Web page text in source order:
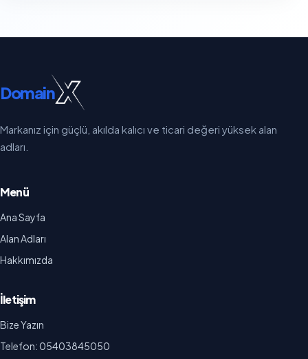
Domain
Markanız için güçlü, akılda kalıcı ve ticari değeri yüksek alan
adları.
Menü
Ana Sayfa
Alan Adları
Hakkımızda
İletişim
Bize Yazın
Telefon: 05403845050